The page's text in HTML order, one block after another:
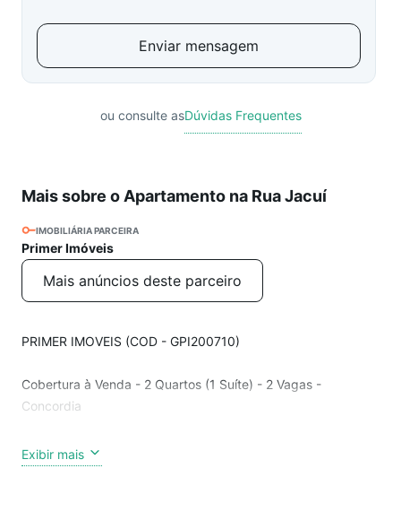
Enviar mensagem
ou consulte asDúvidas Frequentes
Mais sobre o Apartamento na Rua Jacuí
IMOBILIÁRIA PARCEIRA
Primer Imóveis
Mais anúncios deste parceiro
PRIMER IMOVEIS (COD - GPI200710)
Cobertura à Venda - 2 Quartos (1 Suíte) - 2 Vagas -
Concordia
Espaços bem distribuídos, acabamento de qualidade e
excelente aproveitamento de luz natural
Exibir mais